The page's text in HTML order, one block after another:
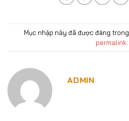
Mục nhập này đã được đăng trong
permalink
ADMIN